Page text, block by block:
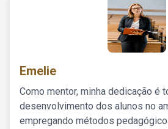
Emelie
Como mentor, minha dedicação é
desenvolvimento dos alunos no
empregando métodos